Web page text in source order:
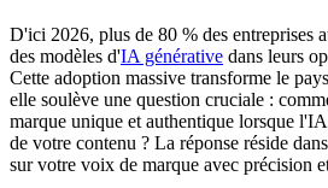
D'ici 2026, plus de 80 % des entreprises
des modèles d'IA générative dans leurs
Cette adoption massive transforme le
elle soulève une question cruciale :
marque unique et authentique lorsque
de votre contenu ? La réponse réside
sur votre voix de marque avec précision